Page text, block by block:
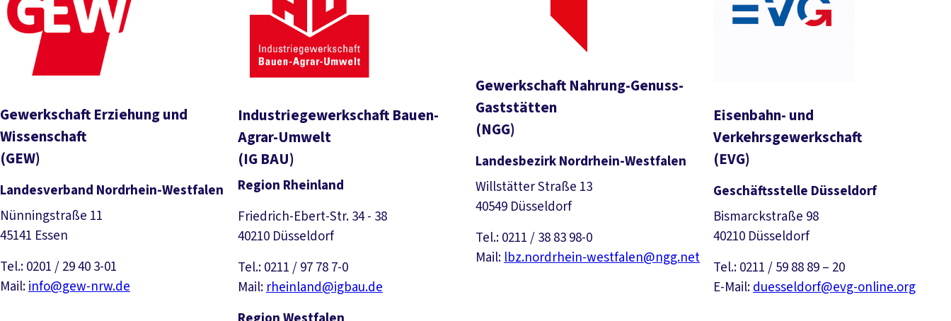
Gewerkschaft Erziehung und
Wissenschaft
(GEW)
Landesverband Nordrhein-Westfalen
Nünningstraße 11
45141 Essen
Tel.: 0201 / 29 40 3-01
Mail:info@gew-nrw.de
Industriegewerkschaft Bauen-
Agrar-Umwelt
(IG BAU)
Region Rheinland
Friedrich-Ebert-Str. 34 - 38
40210 Düsseldorf
Tel.: 0211 / 97 78 7-0
Mail:rheinland@igbau.de
Gewerkschaft Nahrung-Genuss-
Gaststätten
(NGG)
Landesbezirk Nordrhein-Westfalen
Willstätter Straße 13
40549 Düsseldorf
Tel.: 0211 / 38 83 98-0
Mail:lbz.nordrhein-westfalen@ngg.net
Eisenbahn- und
Verkehrsgewerkschaft
(EVG)
Geschäftsstelle Düsseldorf
Bismarckstraße 98
40210 Düsseldorf
Tel.: 0211 / 59 88 89 – 20
E-Mail:duesseldorf@evg-online.org